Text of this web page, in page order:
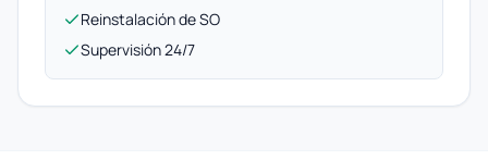
Reinstalación de SO
Supervisión 24/7